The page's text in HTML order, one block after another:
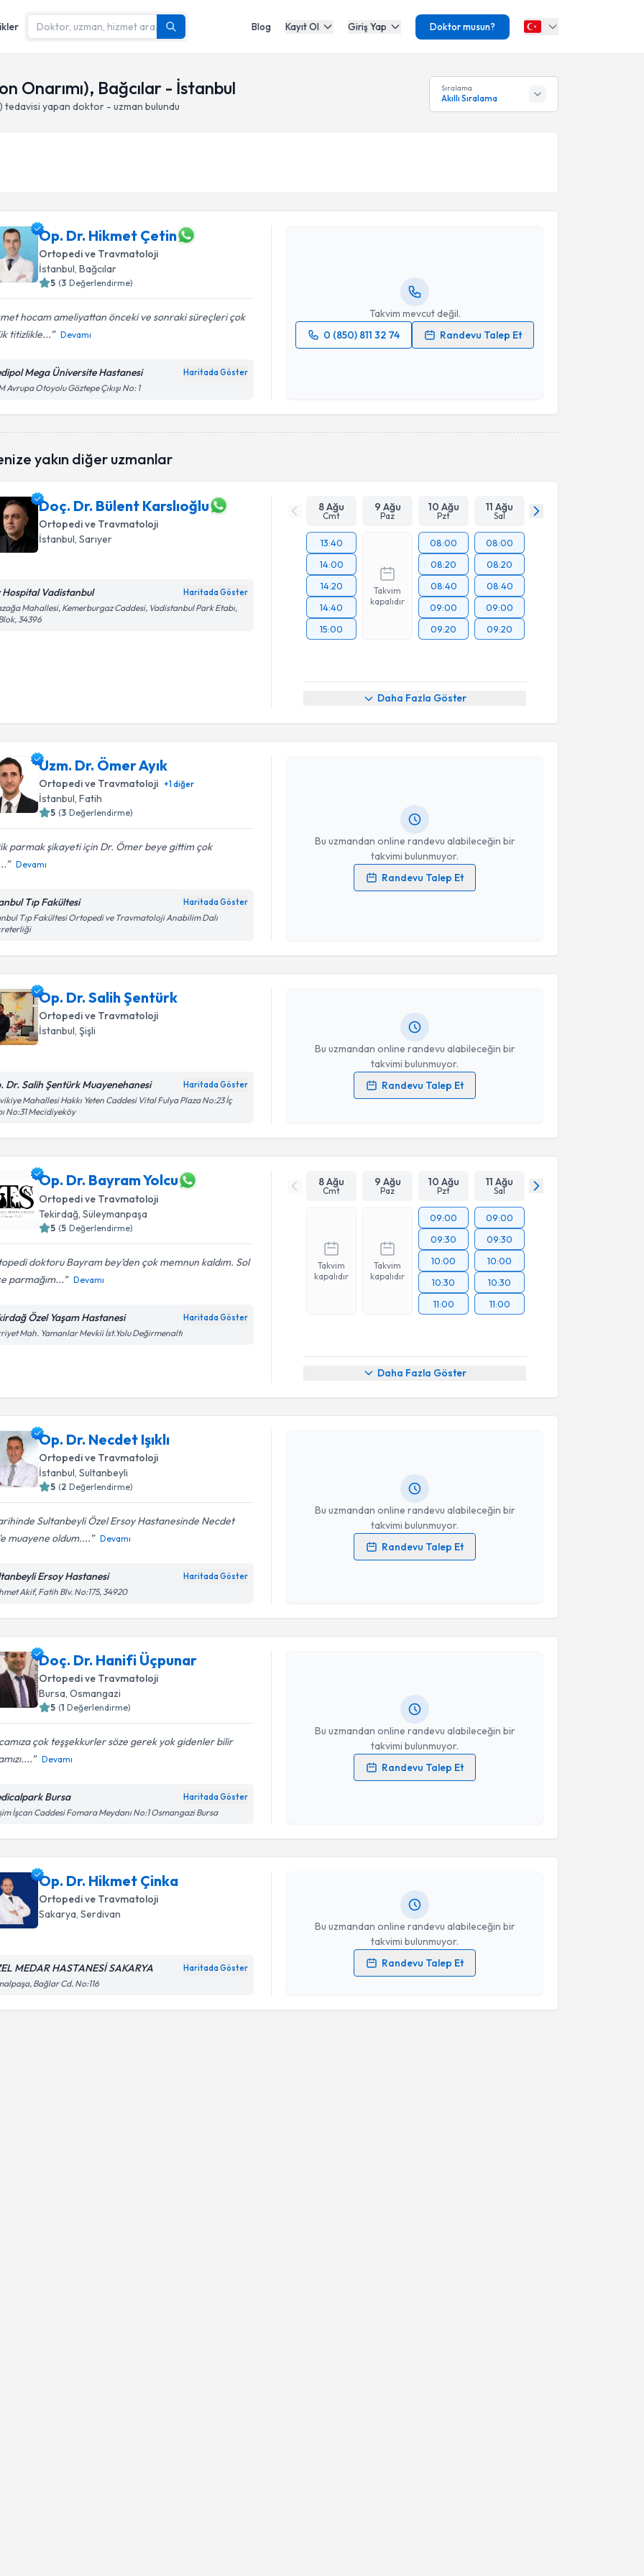
Blog Kayıt Ol Giriş Yap Doktor musun?
Onarımı), Bağcılar - İstanbul
tedavisi yapan doktor - uzman bulundu
Sıralama
Akıllı Sıralama
Op. Dr. Hikmet Çetin
Ortopedi ve Travmatoloji
İstanbul, Bağcılar
5 (3 Değerlendirme)
hocam ameliyattan önceki ve sonraki süreçleri çok
titizlikle...
Devamı
Mega Üniversite Hastanesi Haritada Göster
Avrupa Otoyolu Göztepe Çıkışı No: 1
Takvim mevcut değil.
0 (850) 811 32 74
Randevu Talep Et
Op. Dr. Hikmet Çetin
Takvim Talebini Gönder
yakın diğer uzmanlar
Doç. Dr. Bülent Karslıoğlu
Ortopedi ve Travmatoloji
İstanbul, Sarıyer
Hospital Vadistanbul Haritada Göster
Mahallesi, Kemerburgaz Caddesi, Vadistanbul Park Etabı,
34396
8 Ağu
Cmt
9 Ağu
Paz
10 Ağu
Pzt
11 Ağu
Sal
13:40
14:00
14:20
14:40
15:00
Takvim
kapalıdır
08:00
08:20
08:40
09:00
09:20
08:00
08:20
08:40
09:00
09:20
Daha Fazla Göster
Uzm. Dr. Ömer Ayık
Ortopedi ve Travmatoloji +1diğer
İstanbul , Fatih
5 (3 Değerlendirme)
parmak şikayeti için Dr. Ömer beye gittim çok
Devamı
Tıp Fakültesi Haritada Göster
Tıp Fakültesi Ortopedi ve Travmatoloji Anabilim Dalı
Bu uzmandan online randevu alabileceğin bir
takvimi bulunmuyor.
Randevu Talep Et
Kişisel verilerimin işlenmesine ilişkinAydınlatma Metni
Op. Dr. Salih Şentürk
Ortopedi ve Travmatoloji
İstanbul , Şişli
Dr. Salih Şentürk Muayenehanesi Haritada Göster
Mahallesi Hakkı Yeten Caddesi Vital Fulya Plaza No:23 İç
No:31 Mecidiyeköy
Bu uzmandan online randevu alabileceğin bir
takvimi bulunmuyor.
Randevu Talep Et
Op. Dr. Salih Şentürkiçin randevu takvimi talebi oluşturun.
Size bu uzmandan randevu almanız için bir takvim
Kişisel verilerimin işlenmesine ilişkinAydınlatma Metni
Op. Dr. Bayram Yolcu
Ortopedi ve Travmatoloji
Tekirdağ , Süleymanpaşa
5 (5 Değerlendirme)
doktoru Bayram bey’den çok memnun kaldım. Sol
parmağım...
Devamı
Özel Yaşam Hastanesi Haritada Göster
Mah. Yamanlar Mevkii İst.Yolu Değirmenaltı
8 Ağu
Cmt
9 Ağu
Paz
10 Ağu
Pzt
11 Ağu
Sal
Takvim
kapalıdır
Takvim
kapalıdır
09:00
09:30
10:00
10:30
11:00
09:00
09:30
10:00
10:30
11:00
Daha Fazla Göster
Op. Dr. Necdet Işıklı
Ortopedi ve Travmatoloji
İstanbul, Sultanbeyli
5 (2 Değerlendirme)
Sultanbeyli Özel Ersoy Hastanesinde Necdet
muayene oldum....
Devamı
Ersoy Hastanesi Haritada Göster
Akif, Fatih Blv. No:175, 34920
Bu uzmandan online randevu alabileceğin bir
takvimi bulunmuyor.
Randevu Talep Et
Randevu Takvimi Talebi
Op. Dr. Necdet Işıklı
Kişisel verilerimin işlenmesine ilişkinAydınlatma Metni
Takvim Talebini Gönder
Doç. Dr. Hanifi Üçpunar
Ortopedi ve Travmatoloji
Bursa, Osmangazi
5 (1 Değerlendirme)
çok teşşekkurler söze gerek yok gidenler bilir
Devamı
Bursa Haritada Göster
İşcan Caddesi Fomara Meydanı No:1 Osmangazi Bursa
Bu uzmandan online randevu alabileceğin bir
takvimi bulunmuyor.
Randevu Talep Et
Randevu Takvimi Talebi
Doç. Dr. Hanifi Üçpunar
Kişisel verilerimin işlenmesine ilişkinAydınlatma Metni
Takvim Talebini Gönder
Op. Dr. Hikmet Çinka
Ortopedi ve Travmatoloji
Sakarya, Serdivan
MEDAR HASTANESİ SAKARYA Haritada Göster
Bağlar Cd. No:116
Bu uzmandan online randevu alabileceğin bir
takvimi bulunmuyor.
Randevu Talep Et
Kişisel verilerimin işlenmesine ilişkinAydınlatma Metni
işlenmesini kabul ediyorum.